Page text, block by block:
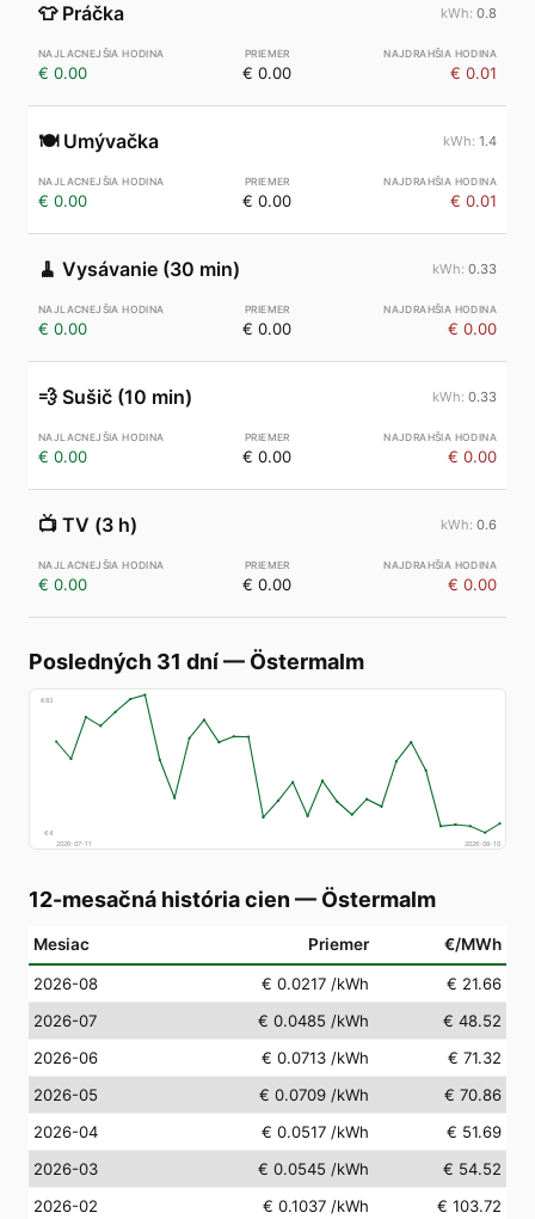
👕 Práčka 0.8
€ 0.00 € 0.00 € 0.01
🍽️ Umývačka 1.4
€ 0.00 € 0.00 € 0.01
🧹 Vysávanie (30 min) 0.33
€ 0.00 € 0.00 € 0.00
💨 Sušič (10 min) 0.33
€ 0.00 € 0.00 € 0.00
📺 TV (3 h) 0.6
€ 0.00 € 0.00 € 0.00
Posledných 31 dní— Östermalm
€83
€4
2026-07-11
2026-08-10
12-mesačná história cien — Östermalm
Mesiac Priemer €/MWh
2026-08 € 0.0217 /kWh
€ 21.66
2026-07
€ 0.0485 /kWh
€ 48.52
2026-06
€ 0.0713 /kWh
€ 71.32
2026-05
€ 0.0709 /kWh
€ 70.86
2026-04
€ 0.0517 /kWh
€ 51.69
2026-03
€ 0.0545 /kWh
€ 54.52
2026-02
€ 0.1037 /kWh
€ 103.72